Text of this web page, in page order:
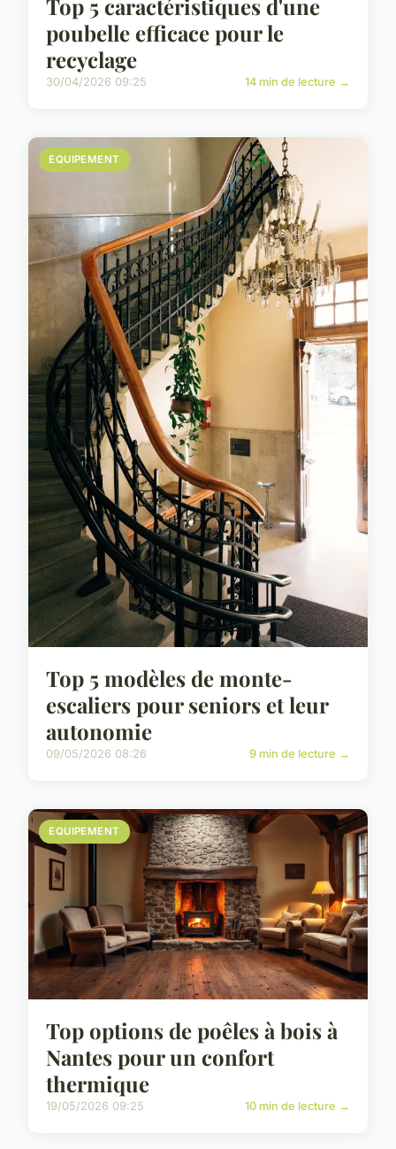
Top 5 caractéristiques d'une
poubelle efficace pour le
recyclage
30/04/2026 09:25 14 min de lecture →
EQUIPEMENT
Top 5 modèles de monte-
escaliers pour seniors et leur
autonomie
09/05/2026 08:26 9 min de lecture →
EQUIPEMENT
Top options de poêles à bois à
Nantes pour un confort
thermique
19/05/2026 09:25 10 min de lecture →